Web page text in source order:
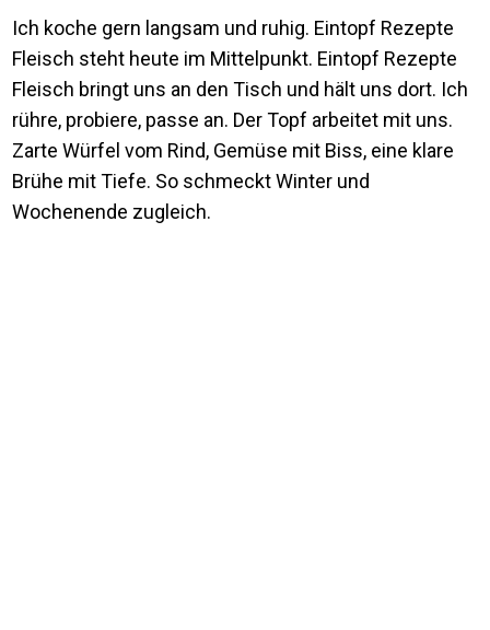
Ich koche gern langsam und ruhig. Eintopf Rezepte
Fleisch steht heute im Mittelpunkt. Eintopf Rezepte
Fleisch bringt uns an den Tisch und hält uns dort. Ich
rühre, probiere, passe an. Der Topf arbeitet mit uns.
Zarte Würfel vom Rind, Gemüse mit Biss, eine klare
Brühe mit Tiefe. So schmeckt Winter und
Wochenende zugleich.